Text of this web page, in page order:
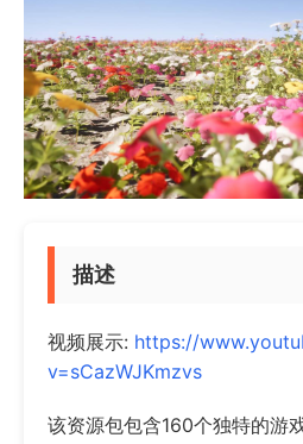
描述
视频展示: https://
v=sCazWJKmzvs
该资源包包含160个独特的游